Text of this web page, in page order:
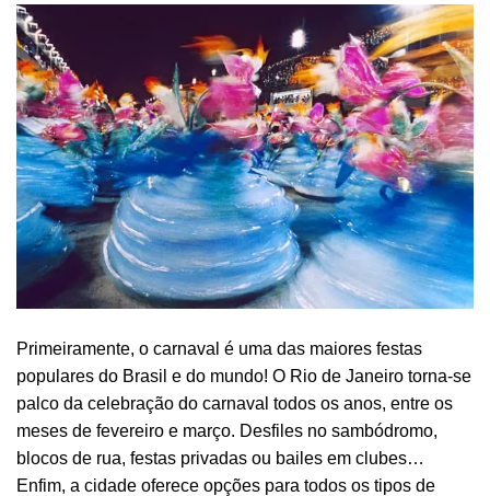
Primeiramente, o carnaval é uma das maiores festas
populares do Brasil e do mundo! O Rio de Janeiro torna-se
palco da celebração do carnaval todos os anos, entre os
meses de fevereiro e março. Desfiles no sambódromo,
blocos de rua, festas privadas ou bailes em clubes…
Enfim, a cidade oferece opções para todos os tipos de